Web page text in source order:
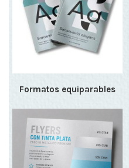
Formatos equiparables